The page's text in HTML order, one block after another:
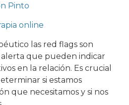
Pinto
online
las red flags son
alerta que pueden indicar
en la relación. Es crucial
si estamos
que necesitamos y si nos